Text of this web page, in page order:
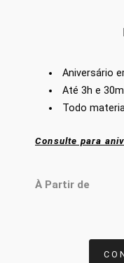
Aniversário
Até 3h e
Todo
Consulte para
À Partir de